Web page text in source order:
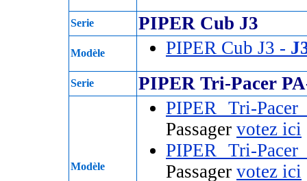
Serie PIPER Cub J3
Modèle PIPER Cub J3 -
Serie PIPER Tri-Pacer
Modèle
PIPER Tri-
Passager votez ici
PIPER Tri-
Passager votez ici